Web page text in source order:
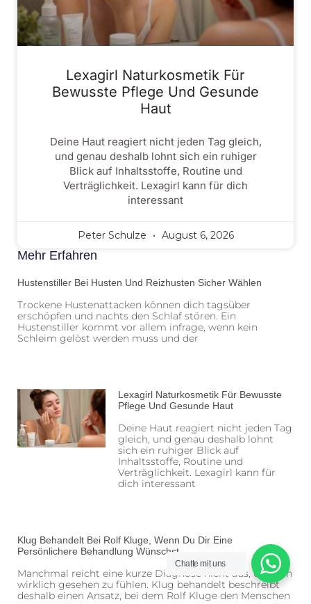
Lexagirl Naturkosmetik Für
Bewusste Pflege Und Gesunde
Haut
Deine Haut reagiert nicht jeden Tag gleich,
und genau deshalb lohnt sich ein ruhiger
Blick auf Inhaltsstoffe, Routine und
Verträglichkeit. Lexagirl kann für dich
interessant
Peter Schulze August 6, 2026
Mehr Erfahren
Hustenstiller Bei Husten Und Reizhusten Sicher Wählen
Trockene Hustenattacken können dich tagsüber
erschöpfen und nachts den Schlaf stören. Ein
Hustenstiller kommt vor allem infrage, wenn kein
Schleim gelöst werden muss und der
Lexagirl Naturkosmetik Für Bewusste
Pflege Und Gesunde Haut
Deine Haut reagiert nicht jeden Tag
gleich, und genau deshalb lohnt
sich ein ruhiger Blick auf
Inhaltsstoffe, Routine und
Verträglichkeit. Lexagirl kann für
dich interessant
Klug Behandelt Bei Rolf Kluge, Wenn Du Dir Eine
Persönlichere Behandlung Wünschst
Manchmal reicht eine kurze Diagnose nicht aus, um sich
wirklich gesehen zu fühlen. Klug behandelt beschreibt
deshalb einen Ansatz, bei dem Rolf Kluge den Menschen
Chatte mit uns